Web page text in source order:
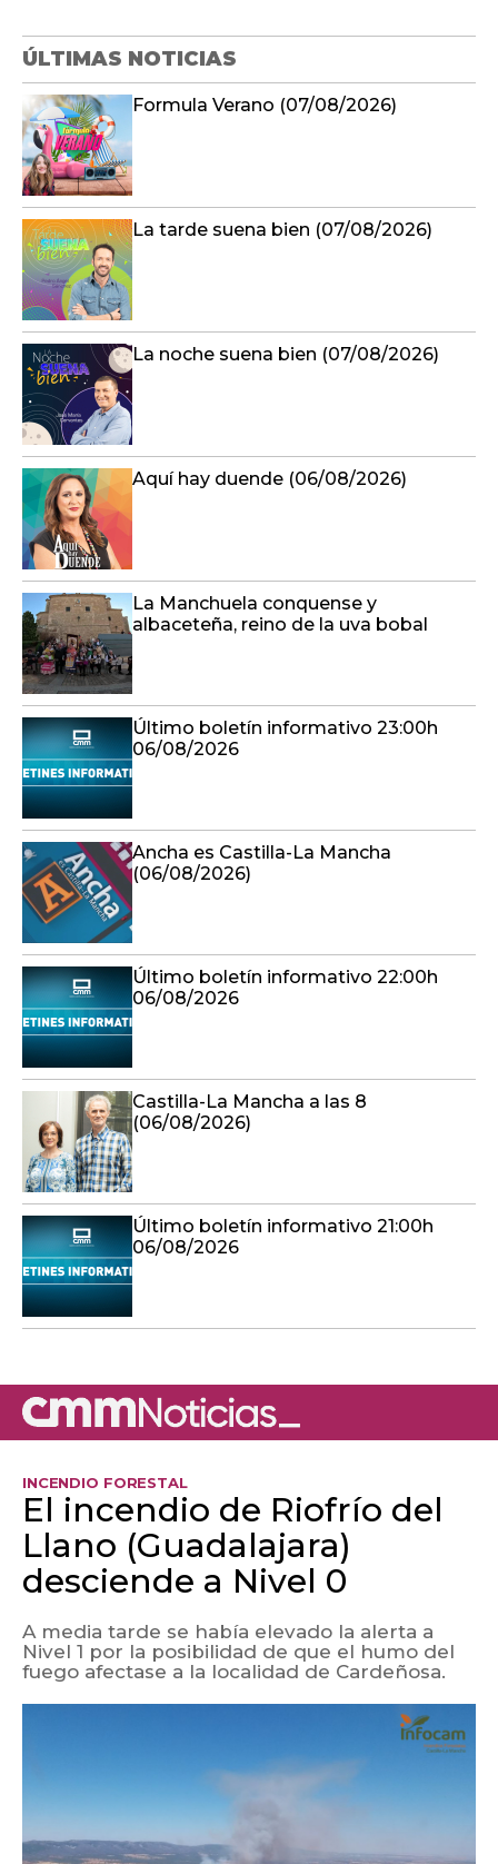
ÚLTIMAS NOTICIAS
Formula Verano (07/08/2026)
La tarde suena bien (07/08/2026)
La noche suena bien (07/08/2026)
Aquí hay duende (06/08/2026)
La Manchuela conquense y
albaceteña, reino de la uva bobal
Último boletín informativo 23:00h
06/08/2026
Ancha es Castilla-La Mancha
(06/08/2026)
Último boletín informativo 22:00h
06/08/2026
Castilla-La Mancha a las 8
(06/08/2026)
Último boletín informativo 21:00h
06/08/2026
INCENDIO FORESTAL
El incendio de Riofrío del
Llano (Guadalajara)
desciende a Nivel 0
A media tarde se había elevado la alerta a
Nivel 1 por la posibilidad de que el humo del
fuego afectase a la localidad de Cardeñosa.